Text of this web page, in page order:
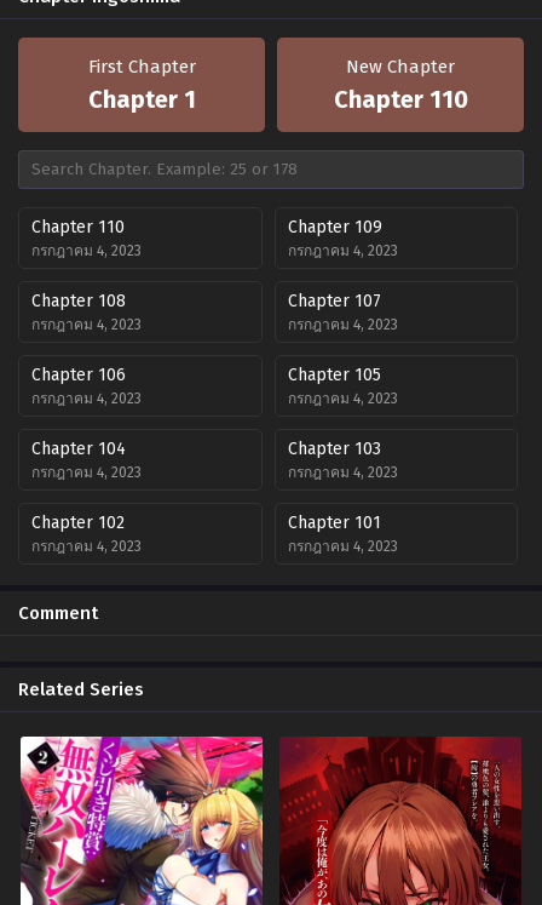
First Chapter
Chapter 1
New Chapter
Chapter 110
Chapter 110
กรกฎาคม 4, 2023
Chapter 109
กรกฎาคม 4, 2023
Chapter 108
กรกฎาคม 4, 2023
Chapter 107
กรกฎาคม 4, 2023
Chapter 106
กรกฎาคม 4, 2023
Chapter 105
กรกฎาคม 4, 2023
Chapter 104
กรกฎาคม 4, 2023
Chapter 103
กรกฎาคม 4, 2023
Chapter 102
กรกฎาคม 4, 2023
Chapter 101
กรกฎาคม 4, 2023
กรกฎาคม 4, 2023
กรกฎาคม 4, 2023
Chapter 96
กรกฎาคม 4, 2023
Chapter 80
กรกฎาคม 4, 2023
Chapter 79
กรกฎาคม 4, 2023
Chapter 78
กรกฎาคม 4, 2023
Chapter 77 Chapter 76
Comment
Related Series